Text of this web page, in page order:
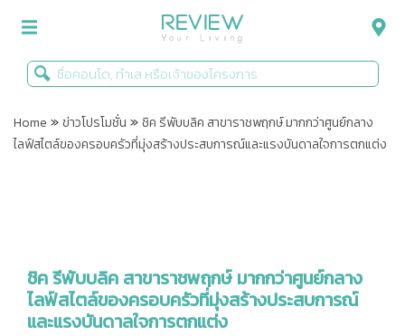
รีวิวคอนโด
Infographic
ข่าวโปรโมชั่น
Home »ข่าวโปรโมชั่น »ชิค รีพับบลิค สาขาราชพฤกษ์ มากกว่าศูนย์กลาง
ไลฟ์สไตล์ของครอบครัวที่มุ่งสร้างประสบการณ์และแรงบันดาลใจการตกแต่ง
ชิค รีพับบลิค สาขาราชพฤกษ์ มากกว่าศูนย์กลาง
ไลฟ์สไตล์ของครอบครัวที่มุ่งสร้างประสบการณ์
และแรงบันดาลใจการตกแต่ง